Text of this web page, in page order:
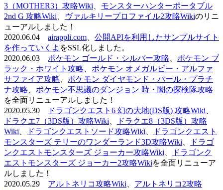
3（MOTHER3）攻略Wiki
モンスターハンターポータブル
2nd G 攻略Wiki
ヴァルキリープロファイル2攻略Wikiのリニ
ューアルしました！
2020.06.04 airappli.com
公開APIを利用したサンプルサイト
を作っていくよ をSSL化しました。
2020.06.03 ポケモン ゴールド・シルバー攻略
ポケモン ブ
ラック・ホワイト攻略
ポケモン オメガルビー・アルファ
サファイア攻略
ポケモン ダイヤモンド・パール・プラチ
ナ攻略
ポケモン不思議のダンジョン 時・闇の探検隊攻略
を全面リニューアルしました！
2020.05.30
ドラゴンクエスト6 幻の大地(DS版) 攻略Wiki
ドラクエ7（3DS版）攻略Wiki
ドラクエ8（3DS版）攻略
Wiki
ドラゴンクエストソード攻略Wiki
ドラゴンクエスト
モンスターズ テリーのワンダーランド3D攻略Wiki
ドラゴ
ンクエストモンスターズ ジョーカー攻略Wiki
ドラゴンク
エストモンスターズ ジョーカー2攻略Wikiを全面リニューア
ルしました！
2020.05.29 アルトネリコ攻略Wiki
アルトネリコ2攻略